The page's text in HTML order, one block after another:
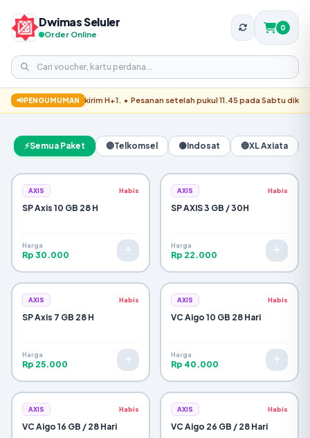
Dwimas Seluler
Order Online
0
📢PENGUMUMAN
Ahad–Jumat dikirim H+1. • Pesanan setelah pukul 11.45 pada
⚡Semua Paket 🔴Telkomsel 🟡Indosat 🔵XL Axiata
AXIS Habis
SP Axis 10 GB 28 H
Harga
Rp 30.000
AXIS Habis
SP AXIS 3 GB / 30H
Harga
Rp 22.000
AXIS Habis
SP Axis 7 GB 28 H
Harga
Rp 25.000
AXIS Habis
VC Aigo 10 GB 28 Hari
Harga
Rp 40.000
AXIS Habis
VC Aigo 16 GB / 28 Hari
AXIS Habis
VC Aigo 26 GB / 28 Hari
Pesanan Berhasil Dikirim!
Pemesan:
Metode Bayar:
RINCIAN BARANG:
Total Tagihan:
Konfirmasi Pesanan via WhatsApp